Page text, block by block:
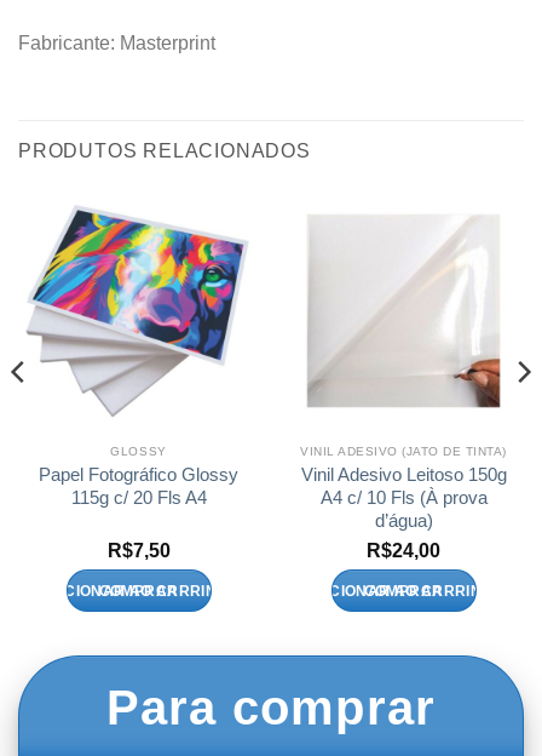
Fabricante: Masterprint
PRODUTOS RELACIONADOS
GLOSSY
Papel Fotográfico Glossy
115g c/ 20 Fls A4
R$7,50
ADICIONAR AO CARRINHO
VINIL ADESIVO (JATO DE TINTA)
Vinil Adesivo Leitoso 150g
A4 c/ 10 Fls (À prova
d’água)
R$24,00
ADICIONAR AO CARRINHO
Para comprar